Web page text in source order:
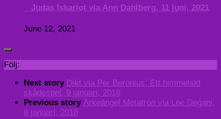
Judas Iskariot via Ann Dahlberg, 11 juni, 2021
June 12, 2021
Följ:
Next story Dikt via Per Beronius; Ett himmelskt
skådespel, 9 januari, 2018
Previous story Ärkeängel Metatron via Lee Degani,
8 januari, 2018